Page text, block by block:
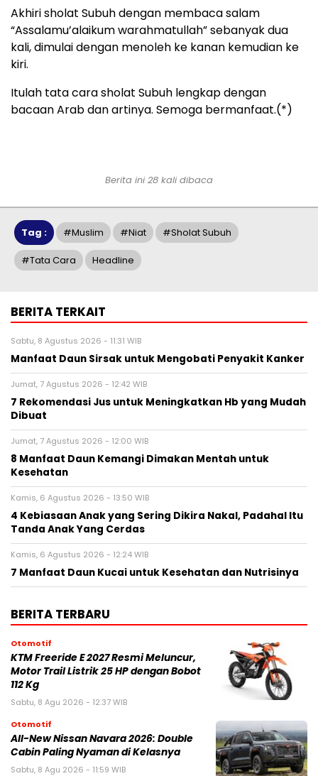
Akhiri sholat Subuh dengan membaca salam
“Assalamu’alaikum warahmatullah” sebanyak dua
kali, dimulai dengan menoleh ke kanan kemudian ke
kiri.
Itulah tata cara sholat Subuh lengkap dengan
bacaan Arab dan artinya. Semoga bermanfaat.(*)
Berita ini 28 kali dibaca
Tag : #muslim #niat #sholat Subuh
#tata Cara Headline
BERITA TERKAIT
Sabtu, 8 Agustus 2026 - 11:31 WIB
Manfaat Daun Sirsak untuk Mengobati Penyakit Kanker
Jumat, 7 Agustus 2026 - 12:42 WIB
7 Rekomendasi Jus untuk Meningkatkan Hb yang Mudah
Dibuat
Jumat, 7 Agustus 2026 - 12:00 WIB
8 Manfaat Daun Kemangi Dimakan Mentah untuk
Kesehatan
Kamis, 6 Agustus 2026 - 13:50 WIB
4 Kebiasaan Anak yang Sering Dikira Nakal, Padahal Itu
Tanda Anak Yang Cerdas
Kamis, 6 Agustus 2026 - 12:24 WIB
7 Manfaat Daun Kucai untuk Kesehatan dan Nutrisinya
BERITA TERBARU
Otomotif
KTM Freeride E 2027 Resmi Meluncur,
Motor Trail Listrik 25 HP dengan Bobot
112 Kg
Sabtu, 8 Agu 2026 - 12:37 WIB
Otomotif
All-New Nissan Navara 2026: Double
Cabin Paling Nyaman di Kelasnya
Sabtu, 8 Agu 2026 - 11:59 WIB